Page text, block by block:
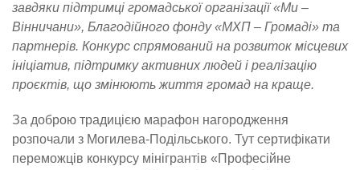
завдяки підтримці громадської організації «Ми –
Вінничани», Благодійного фонду «МХП – Громаді» та
партнерів. Конкурс спрямований на розвиток місцевих
ініціатив, підтримку активних людей і реалізацію
проєктів, що змінюють життя громад на краще.
За доброю традицією марафон нагородження
розпочали з Могилева-Подільського. Тут сертифікати
переможців конкурсу мінігрантів «Професійне